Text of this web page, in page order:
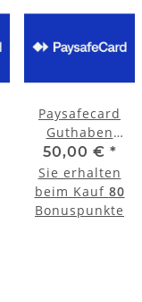
Paysafecard
Guthaben
Aufladung 50
Euro
50,00 € *
Sie erhalten
beim Kauf 80
Bonuspunkte